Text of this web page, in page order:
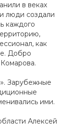
в веках
люди создали
каждого
как
Добро
Зарубежные
ими.
Алексей